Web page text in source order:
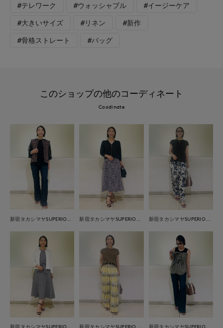
#テレワーク #ウォッシャブル #イージーケア
#大きいサイズ #リネン #新作
#骨格ストレート #バッグ
このショップの他のコーディネート
Coodinate